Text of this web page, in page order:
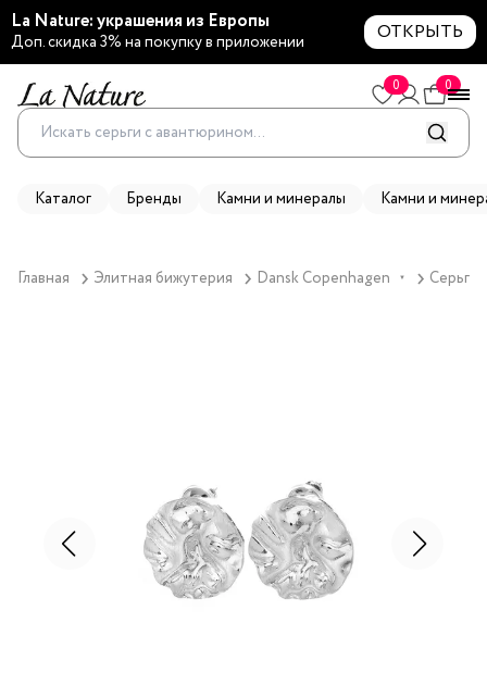
La Nature: украшения из Европы
Доп. скидка 3% на покупку в приложении ОТКРЫТЬ
0 0
Каталог Бренды Камни и минералы Камни и
Главная Элитная бижутерия Dansk Copenhagen ▼ Серьги